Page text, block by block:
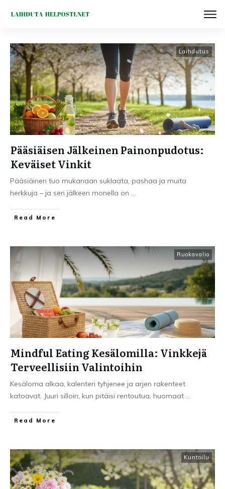
Laihdutus
Pääsiäisen Jälkeinen Painonpudotus:
Keväiset Vinkit
Pääsiäinen tuo mukanaan suklaata, pashaa ja muita
herkkuja – ja sen jälkeen monella on ...
Read More
Ruokavalio
Mindful Eating Kesälomilla: Vinkkejä
Terveellisiin Valintoihin
Kesäloma alkaa, kalenteri tyhjenee ja arjen rakenteet
katoavat. Juuri silloin, kun pitäisi rentoutua, huomaat ...
Read More
Kuntoilu